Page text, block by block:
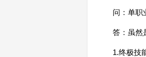
问：单职
答：虽然
1.终极技